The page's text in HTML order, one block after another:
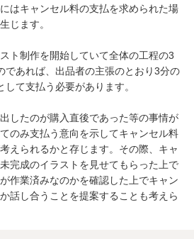
はキャンセル料の支払を求められた場
じます。
ト制作を開始していて全体の工程の3
であれば、出品者の主張のとおり3分の
て支払う必要があります。
したのが購入直後であった等の事情が
のみ支払う意向を示してキャンセル料
えられるかと存じます。その際、キャ
完成のイラストを見せてもらった上で
作業済みなのかを確認した上でキャン
話し合うことを提案することも考えら